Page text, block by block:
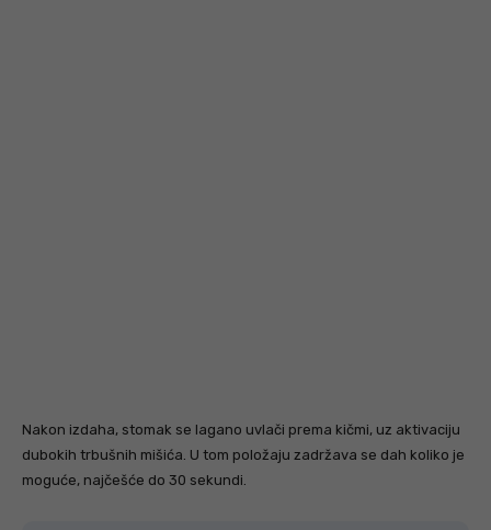
Nakon izdaha, stomak se lagano uvlači prema kičmi, uz aktivaciju
dubokih trbušnih mišića. U tom položaju zadržava se dah koliko je
moguće, najčešće do 30 sekundi.